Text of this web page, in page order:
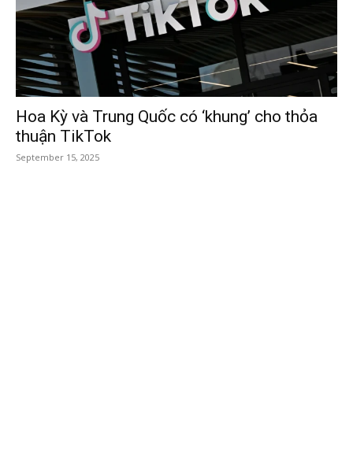
Hoa Kỳ và Trung Quốc có ‘khung’ cho thỏa
thuận TikTok
September 15, 2025